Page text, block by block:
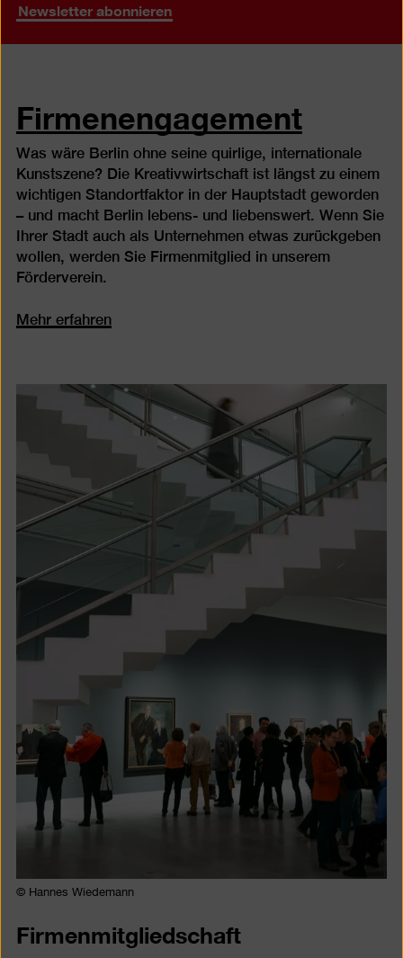
Newsletter abonnieren
Firmenengagement
Was wäre Berlin ohne seine quirlige, internationale
Kunstszene? Die Kreativwirtschaft ist längst zu einem
wichtigen Standortfaktor in der Hauptstadt geworden
– und macht Berlin lebens- und liebenswert. Wenn Sie
Ihrer Stadt auch als Unternehmen etwas zurückgeben
wollen, werden Sie Firmenmitglied in unserem
Förderverein.
Mehr erfahren
© Hannes Wiedemann
Firmenmitgliedschaft